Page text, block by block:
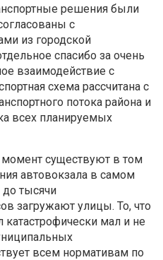
решения были
с
из городской
спасибо за очень
взаимодействие с
схема рассчитана с
потока района и
всех планируемых
существуют в том
автовокзала в самом
тысячи
загружают улицы. То, что
мал и не
всем нормативам по